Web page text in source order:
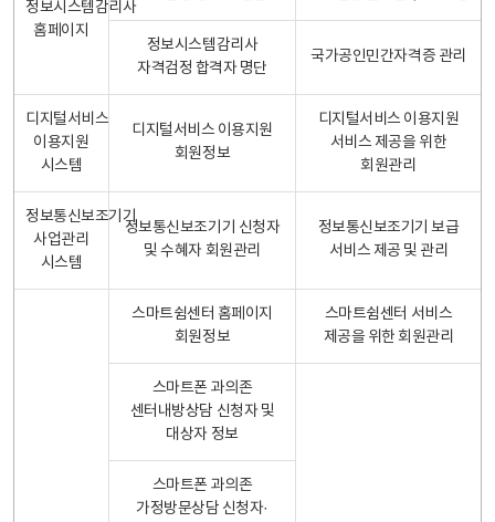
정보시스템감리사
홈페이지
정보시스템감리사
자격검정 합격자 명단
국가공인민간자격증 관리
디지털서비스
이용지원
시스템
디지털서비스 이용지원
회원정보
디지털서비스 이용지원
서비스 제공을 위한
회원관리
정보통신보조기기
사업관리
시스템
정보통신보조기기 신청자
및 수혜자 회원관리
정보통신보조기기 보급
서비스 제공 및 관리
스마트쉼센터 홈페이지
회원정보
스마트쉼센터 서비스
제공을 위한 회원관리
스마트폰 과의존
센터내방상담 신청자 및
대상자 정보
스마트폰 과의존
가정방문상담 신청자·